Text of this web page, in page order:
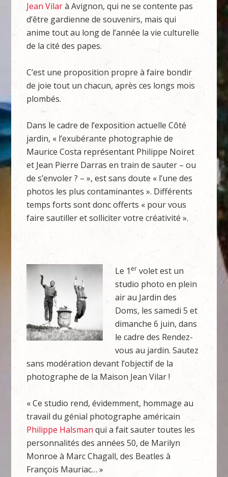
Jean Vilarà Avignon, qui ne se contente pas
d’être gardienne de souvenirs, mais qui
anime tout au long de l’année la vie culturelle
de la cité des papes.
C’est une proposition propre à faire bondir
de joie tout un chacun, après ces longs mois
plombés.
Dans le cadre de l’exposition actuelle Côté
jardin, « l’exubérante photographie de
Maurice Costa représentant Philippe Noiret
et Jean Pierre Darras en train de sauter – ou
de s’envoler ? – », est sans doute « l’une des
photos les plus contaminantes ». Différents
temps forts sont donc offerts « pour vous
faire sautiller et solliciter votre créativité ».
Le 1 er volet est un
studio photo en plein
air au Jardin des
Doms, les samedi 5 et
dimanche 6 juin, dans
le cadre des Rendez-
vous au jardin. Sautez
sans modération devant l’objectif de la
photographe de la Maison Jean Vilar !
« Ce studio rend, évidemment, hommage au
travail du génial photographe américain
Philippe Halsman qui a fait sauter toutes les
personnalités des années 50, de Marilyn
Monroe à Marc Chagall, des Beatles à
François Mauriac… »